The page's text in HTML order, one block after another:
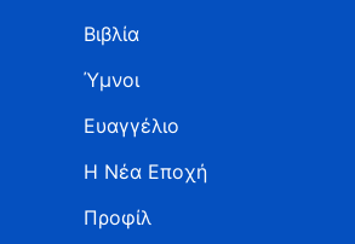
Βιβλία
Ύμνοι
Ευαγγέλιο
Η Νέα Εποχή
Προφίλ